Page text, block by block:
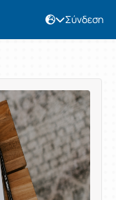
Σύνδεση